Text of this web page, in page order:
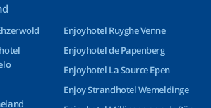
Enjoyhotel Ruyghe Venne
Enjoyhotel de Papenberg
Enjoyhotel La Source Epen
Enjoy Strandhotel Wemeldinge